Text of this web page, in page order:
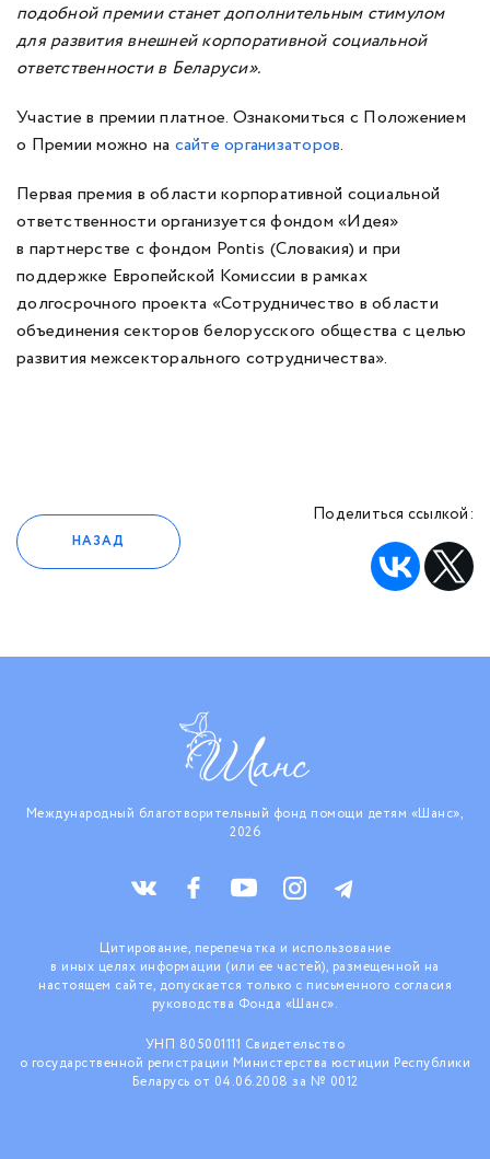
подобной премии станет дополнительным стимулом
для развития внешней корпоративной социальной
ответственности в Беларуси».
Участие в премии платное. Ознакомиться с Положением
о Премии можно на сайте организаторов.
Первая премия в области корпоративной социальной
ответственности организуется фондом «Идея»
в партнерстве с фондом Pontis (Словакия) и при
поддержке Европейской Комиссии в рамках
долгосрочного проекта «Сотрудничество в области
объединения секторов белорусского общества с целью
развития межсекторального сотрудничества».
НАЗАД
Поделиться ссылкой:
Международный благотворительный фонд помощи детям «Шанс»,
2026
Цитирование, перепечатка и использование
в иных целях информации (или ее частей), размещенной на
настоящем сайте, допускается только с письменного согласия
руководства Фонда «Шанс».
УНП 805001111 Свидетельство
о государственной регистрации Министерства юстиции Республики
Беларусь от 04.06.2008 за № 0012